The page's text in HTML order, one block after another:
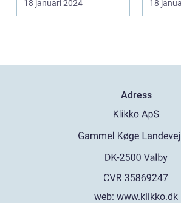
semesterdestina...
18 januari 2024 18
Adress
web: www.klikko.dk